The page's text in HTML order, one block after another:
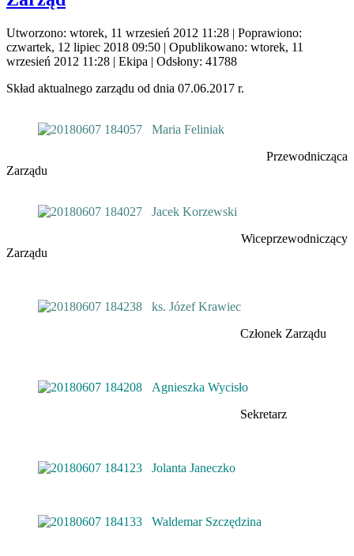
Utworzono: wtorek, 11 wrzesień 2012 11:28 | Poprawiono:
czwartek, 12 lipiec 2018 09:50 | Opublikowano: wtorek, 11
wrzesień 2012 11:28 | Ekipa | Odsłony: 41788
Skład aktualnego zarządu od dnia 07.06.2017 r.
Maria Feliniak
Przewodnicząca
Zarządu
Jacek Korzewski
Wiceprzewodniczący
Zarządu
ks. Józef Krawiec
Członek Zarządu
Agnieszka Wycisło
Sekretarz
Jolanta Janeczko
Waldemar Szczędzina